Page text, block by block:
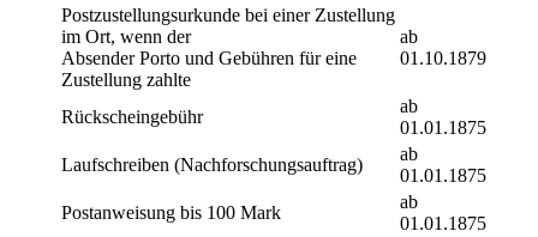
Postzustellungsurkunde bei einer Zustellung
im Ort, wenn der
Absender Porto und Gebühren für eine
Zustellung zahlte
ab
01.10.1879
Rückscheingebühr
ab
01.01.1875
Laufschreiben (Nachforschungsauftrag)
ab
01.01.1875
Postanweisung bis 100 Mark
ab
01.01.1875